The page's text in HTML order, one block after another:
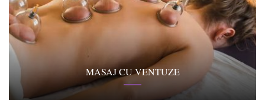
MASAJ CU VENTUZE